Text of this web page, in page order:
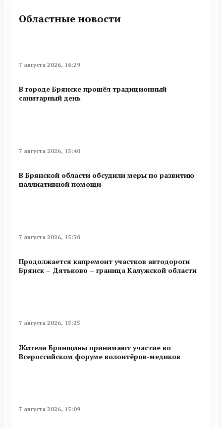
Областные новости
7 августа 2026, 16:29
В городе Брянске прошёл традиционный
санитарный день
7 августа 2026, 15:40
В Брянской области обсудили меры по развитию
паллиативной помощи
7 августа 2026, 15:30
Продолжается капремонт участков автодороги
Брянск – Дятьково – граница Калужской области
7 августа 2026, 15:25
Жители Брянщины принимают участие во
Всероссийском форуме волонтёров-медиков
7 августа 2026, 15:09